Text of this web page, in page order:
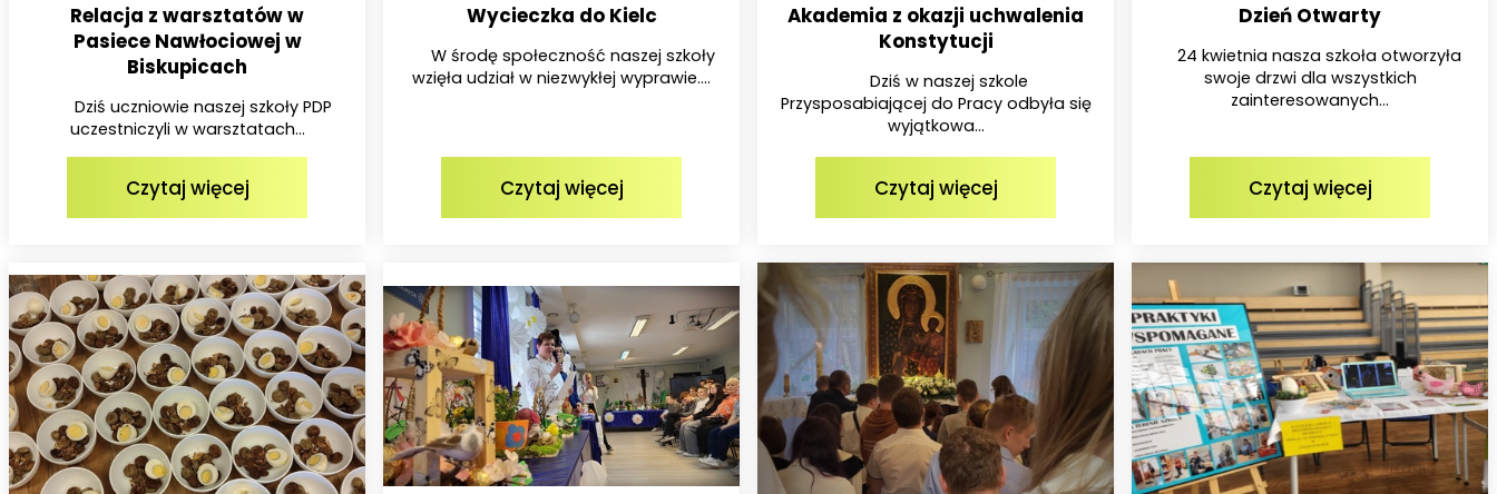
Relacja z warsztatów w
Pasiece Nawłociowej w
Biskupicach
Dziś uczniowie naszej szkoły PDP
uczestniczyli w warsztatach...
Czytaj więcej
Wycieczka do Kielc
W środę społeczność naszej szkoły
wzięła udział w niezwykłej wyprawie....
Czytaj więcej
Akademia z okazji uchwalenia
Konstytucji
Dziś w naszej szkole
Przysposabiającej do Pracy odbyła się
wyjątkowa...
Czytaj więcej
Dzień Otwarty
24 kwietnia nasza szkoła otworzyła
swoje drzwi dla wszystkich
zainteresowanych...
Czytaj więcej